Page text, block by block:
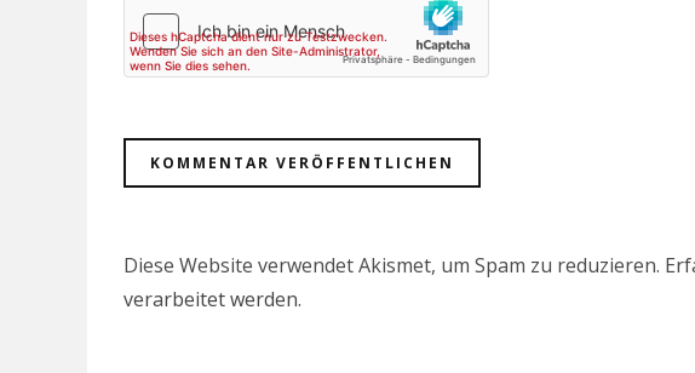
Diese Website verwendet Akismet, um Spam zu reduzieren.
verarbeitet werden.